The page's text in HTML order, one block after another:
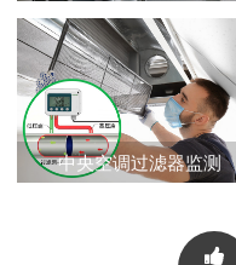
中央空调过滤器监测